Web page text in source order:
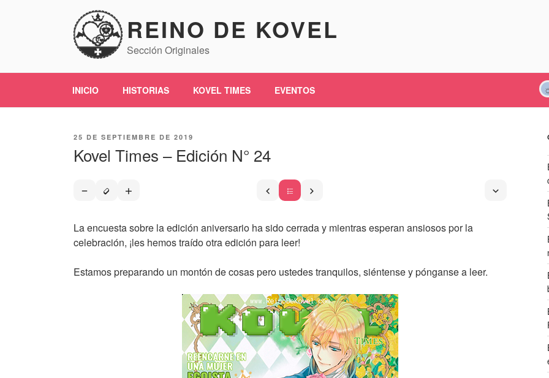
REINO DE KOVEL
Sección Originales
INICIO HISTORIAS KOVEL TIMES EVENTOS
PUBLICADO
25 DE SEPTIEMBRE DE 2019
Kovel Times – Edición N° 24
La encuesta sobre la edición aniversario ha sido cerrada y mientras esperan ansiosos por la
celebración, ¡les hemos traído otra edición para leer!
Estamos preparando un montón de cosas pero ustedes tranquilos, siéntense y pónganse a leer.